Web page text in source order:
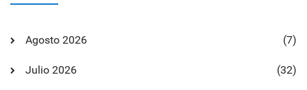
Agosto 2026 (7)
Julio 2026 (32)